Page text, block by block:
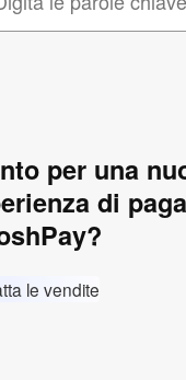
per una
di
le vendite